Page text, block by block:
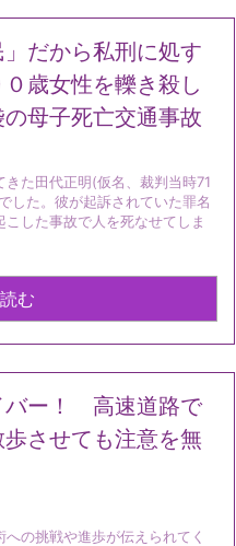
」だから私刑に処す
歳女性を轢き殺し
母子死亡交通事故
た田代正明(仮名、裁判当時71
した。彼が起訴されていた罪名
した事故で人を死なせてしま
む
バー！ 高速道路で
させても注意を無
の挑戦や進歩が伝えられてく